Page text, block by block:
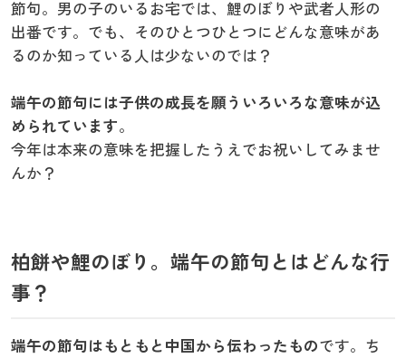
デジタルカタログ
会員メニュー
マイページ
お気に入り
サポート
カタログ無料プレゼント
マイページ
閲覧履歴
サポート
節句。男の子のいるお宅では、鯉のぼりや武者人形の
出番です。でも、そのひとつひとつにどんな意味があ
るのか知っている人は少ないのでは？
端午の節句には子供の成長を願ういろいろな意味が込
められています。
今年は本来の意味を把握したうえでお祝いしてみませ
んか？
柏餅や鯉のぼり。端午の節句とはどんな行
事？
端午の節句はもともと中国から伝わったものです。ち